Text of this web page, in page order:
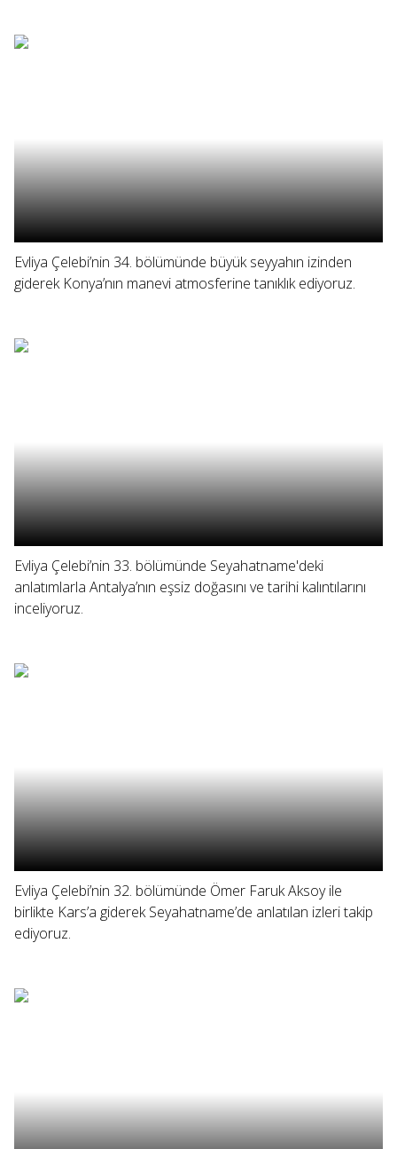
Evliya Çelebi’nin 34. bölümünde büyük seyyahın izinden
giderek Konya’nın manevi atmosferine tanıklık ediyoruz.
Evliya Çelebi’nin 33. bölümünde Seyahatname'deki
anlatımlarla Antalya’nın eşsiz doğasını ve tarihi kalıntılarını
inceliyoruz.
Evliya Çelebi’nin 32. bölümünde Ömer Faruk Aksoy ile
birlikte Kars’a giderek Seyahatname’de anlatılan izleri takip
ediyoruz.